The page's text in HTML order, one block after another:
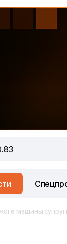
машины